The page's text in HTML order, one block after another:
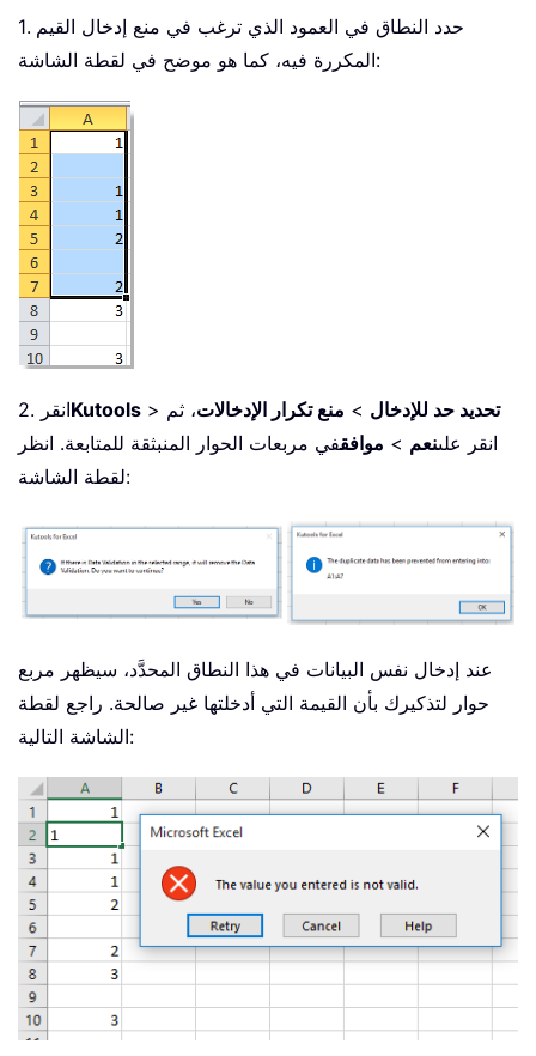
1. حدد النطاق في العمود الذي ترغب في منع إدخال القيم
المكررة فيه، كما هو موضح في لقطة الشاشة:
2. انقرKutools > تحديد حد للإدخال > منع تكرار الإدخالات، ثم
انقر علىنعم > موافقفي مربعات الحوار المنبثقة للمتابعة. انظر
لقطة الشاشة:
عند إدخال نفس البيانات في هذا النطاق المحدَّد، سيظهر مربع
حوار لتذكيرك بأن القيمة التي أدخلتها غير صالحة. راجع لقطة
الشاشة التالية: